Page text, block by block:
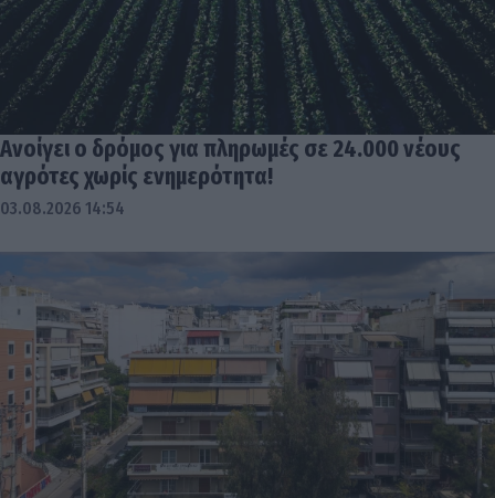
Ανοίγει ο δρόμος για πληρωμές σε 24.000 νέους
αγρότες χωρίς ενημερότητα!
03.08.2026 14:54